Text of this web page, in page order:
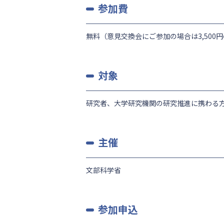
参加費
無料（意見交換会にご参加の場合は3,500
対象
研究者、大学研究機関の研究推進に携わる
主催
文部科学省
参加申込